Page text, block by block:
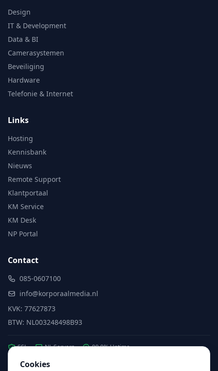
Design
IT & Development
Data & BI
Camerasystemen
Beveiliging
Hardware
Telefonie & Internet
Links
Hosting
Kennisbank
Nieuws
Remote Support
Klantportaal
KM Service
KM Desk
NP Portal
Contact
085-0607100
info@korporaalmedia.nl
KVK: 77627873
BTW: NL003248498B93
SSL NL Servers 99.9% Uptime
Cookies